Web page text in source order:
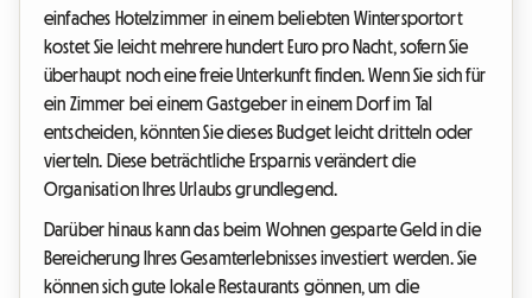
einfaches Hotelzimmer in einem beliebten Wintersportort
kostet Sie leicht mehrere hundert Euro pro Nacht, sofern Sie
überhaupt noch eine freie Unterkunft finden. Wenn Sie sich für
ein Zimmer bei einem Gastgeber in einem Dorf im Tal
entscheiden, könnten Sie dieses Budget leicht dritteln oder
vierteln. Diese beträchtliche Ersparnis verändert die
Organisation Ihres Urlaubs grundlegend.
Darüber hinaus kann das beim Wohnen gesparte Geld in die
Bereicherung Ihres Gesamterlebnisses investiert werden. Sie
können sich gute lokale Restaurants gönnen, um die